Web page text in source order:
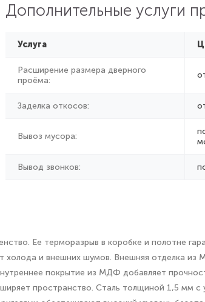
Дополнительные услуги
Услуга
Расширение размера дверного
проёма:
Заделка откосов:
Вывоз мусора:
Вывод звонков:
Ее терморазрыв в коробке и полотне
и внешних шумов. Внешняя отделка
покрытие из МДФ добавляет
пространство. Сталь толщиной 1,5 мм